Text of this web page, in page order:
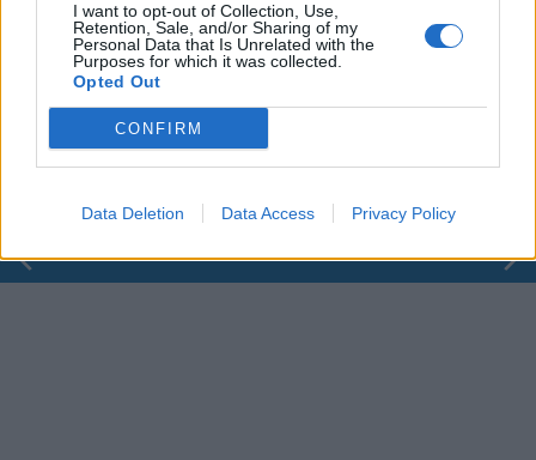
I want to opt-out of Collection, Use,
Retention, Sale, and/or Sharing of my
Personal Data that Is Unrelated with the
Purposes for which it was collected.
Opted Out
CONFIRM
Data Deletion Data Access Privacy Policy
00:00
Leonardo Maria Del Vecchio dall'ex compagna
in ospedale. Le dichiarazioni ai giornalisti